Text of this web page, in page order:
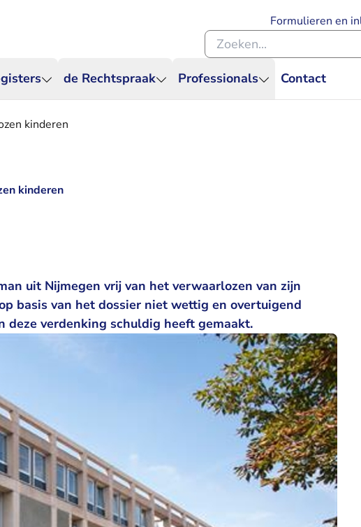
de Rechtspraak Professionals Contact
Formulieren en
Zoeken binnen de Rechtspraak
kinderen
kinderen
uit Nijmegen vrij van het verwaarlozen van zijn
basis van het dossier niet wettig en overtuigend
deze verdenking schuldig heeft gemaakt.